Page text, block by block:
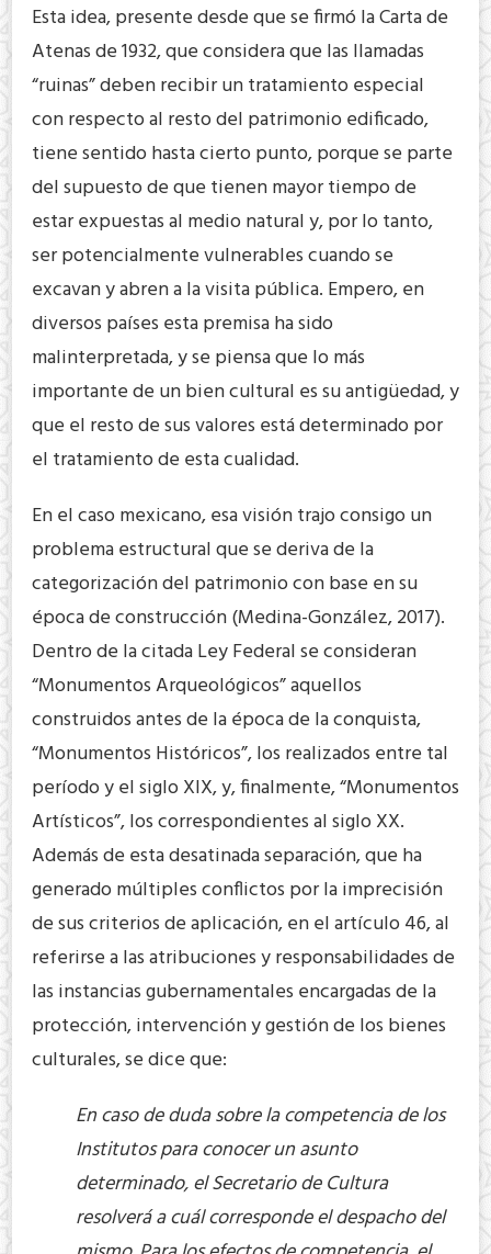
Esta idea, presente desde que se firmó la Carta de
Atenas de 1932, que considera que las llamadas
“ruinas” deben recibir un tratamiento especial
con respecto al resto del patrimonio edificado,
tiene sentido hasta cierto punto, porque se parte
del supuesto de que tienen mayor tiempo de
estar expuestas al medio natural y, por lo tanto,
ser potencialmente vulnerables cuando se
excavan y abren a la visita pública. Empero, en
diversos países esta premisa ha sido
malinterpretada, y se piensa que lo más
importante de un bien cultural es su antigüedad, y
que el resto de sus valores está determinado por
el tratamiento de esta cualidad.
En el caso mexicano, esa visión trajo consigo un
problema estructural que se deriva de la
categorización del patrimonio con base en su
época de construcción (Medina-González, 2017).
Dentro de la citada Ley Federal se consideran
“Monumentos Arqueológicos” aquellos
construidos antes de la época de la conquista,
“Monumentos Históricos”, los realizados entre tal
período y el siglo XIX, y, finalmente, “Monumentos
Artísticos”, los correspondientes al siglo XX.
Además de esta desatinada separación, que ha
generado múltiples conflictos por la imprecisión
de sus criterios de aplicación, en el artículo 46, al
referirse a las atribuciones y responsabilidades de
las instancias gubernamentales encargadas de la
protección, intervención y gestión de los bienes
culturales, se dice que:
En caso de duda sobre la competencia de los
Institutos para conocer un asunto
determinado, el Secretario de Cultura
resolverá a cuál corresponde el despacho del